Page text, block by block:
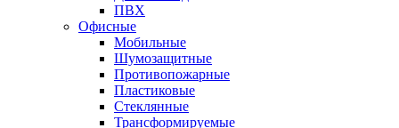
ПВХ
Офисные
Мобильные
Шумозащитные
Противопожарные
Пластиковые
Стеклянные
Трансформируемые